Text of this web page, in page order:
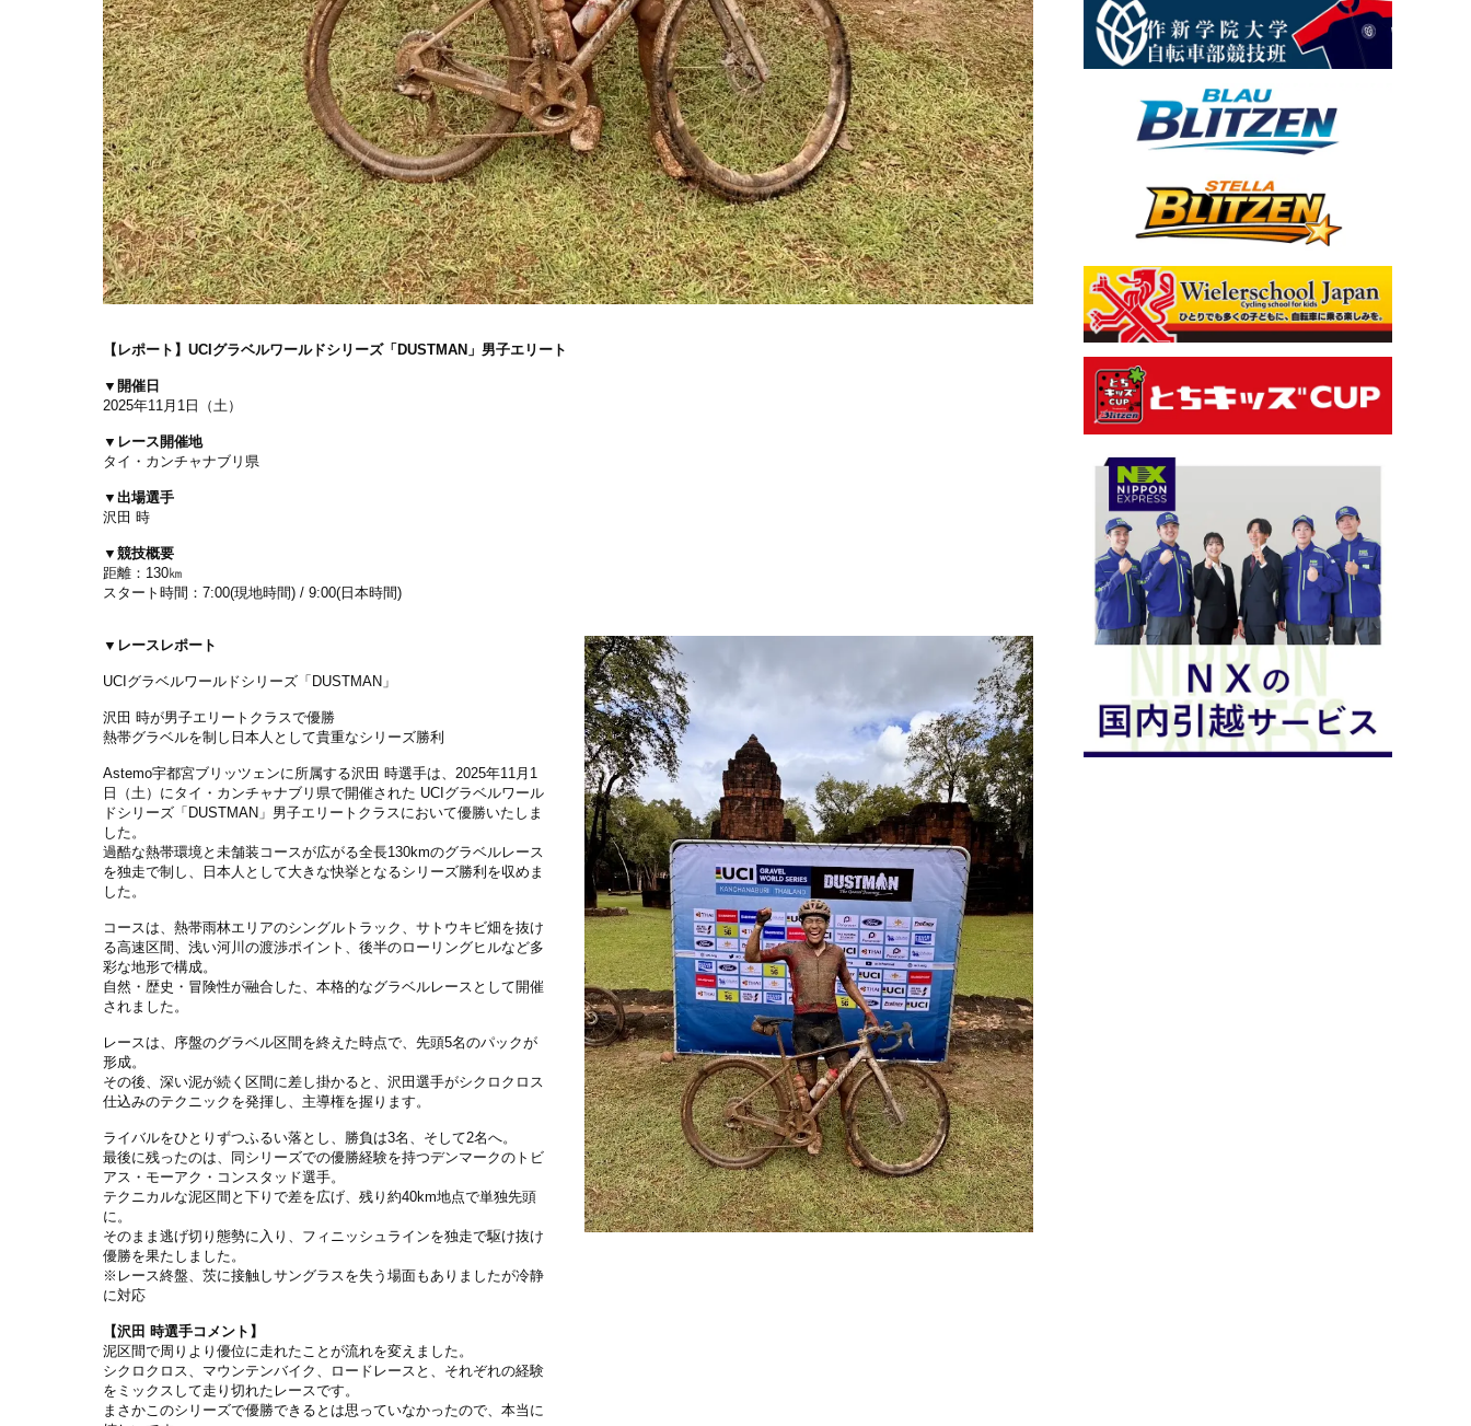
【レポート】UCIグラベルワールドシリーズ「 DUSTMAN 」男子エリート
▼開催日
2025年11月1日（土）
▼レース開催地
タイ・カンチャナブリ県
▼出場選手
沢田 時
▼競技概要
距離： 130㎞
スタート時間：7:00(現地時間) / 9:00( 日本時間)
▼レースレポート
UCIグラベルワールドシリーズ「DUSTMAN」
沢田 時が男子エリートクラスで優勝
熱帯グラベルを制し日本人として貴重なシリーズ勝利
Astemo宇都宮ブリッツェンに所属する沢田 時選手は、2025年11月1
日（土）にタイ・カンチャナブリ県で開催された UCIグラベルワール
ドシリーズ「DUSTMAN」男子エリートクラスにおいて優勝いたしま
した。
過酷な熱帯環境と未舗装コースが広がる全長130kmのグラベルレース
を独走で制し、日本人として大きな快挙となるシリーズ勝利を収めま
した。
コースは、熱帯雨林エリアのシングルトラック、サトウキビ畑を抜け
る高速区間、浅い河川の渡渉ポイント、後半のローリングヒルなど多
彩な地形で構成。
自然・歴史・冒険性が融合した、本格的なグラベルレースとして開催
されました。
レースは、序盤のグラベル区間を終えた時点で、先頭5名のパックが
形成。
その後、深い泥が続く区間に差し掛かると、沢田選手がシクロクロス
仕込みのテクニックを発揮し、主導権を握ります。
ライバルをひとりずつふるい落とし、勝負は3名、そして2名へ。
最後に残ったのは、同シリーズでの優勝経験を持つデンマークのトビ
アス・モーアク・コンスタッド選手。
テクニカルな泥区間と下りで差を広げ、残り約40km地点で単独先頭
に。
そのまま逃げ切り態勢に入り、フィニッシュラインを独走で駆け抜け
優勝を果たしました。
※レース終盤、茨に接触しサングラスを失う場面もありましたが冷静
に対応
【沢田 時選手コメント】
泥区間で周りより優位に走れたことが流れを変えました。
シクロクロス、マウンテンバイク、ロードレースと、それぞれの経験
をミックスして走り切れたレースです。
まさかこのシリーズで優勝できるとは思っていなかったので、本当に